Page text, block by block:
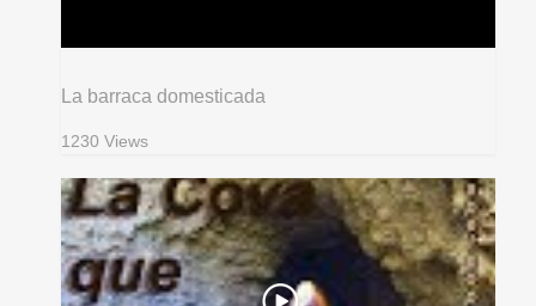
La barraca domesticada
1230 Views